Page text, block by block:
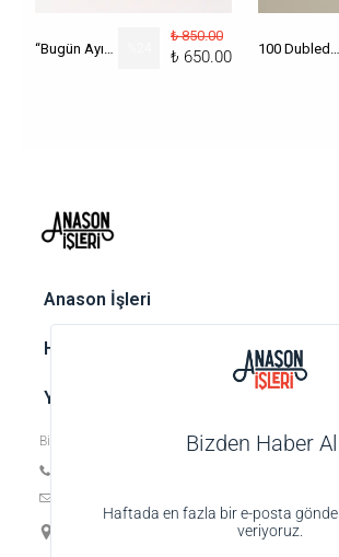
₺ 850.00
₺ 650.00
‎ Anason İşleri
‎ Hesap
‎ Yasal metinler
Bize ulaşın
19 Mayıs Mah. Veteriner Hilmi Sok., Hilmi Palas
Bizden Haber
Haftada en fazla bir e-posta
veriyoruz.